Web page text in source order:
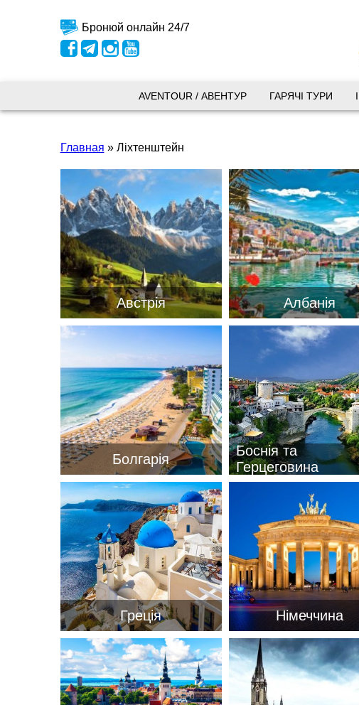
Бронюй онлайн 24/7
+38 (093)
0800 33 01
Пн. - Пт. 9:00
Сб 10:00 -
Запоріжжя
пр.
+38 (067)
+38 (099)
+38 (093)
0800 33 01
Пн. - Пт. 9:00
Сб 10:00 -
AVENTOUR / АВЕНТУР ГАРЯЧІ ТУРИ
Главная » Ліхтенштейн
Австрія Албанія
Болгарія
Боснія та
Герцеговина
Греція Німеччина